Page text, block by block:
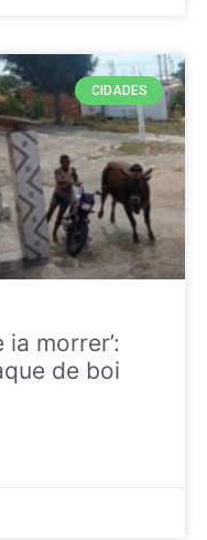
CIDADES
ia morrer’:
de boi